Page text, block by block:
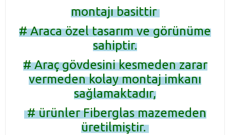
montajı basittir
# Araca özel tasarım ve görünüme
sahiptir.
# Araç gövdesini kesmeden zarar
vermeden kolay montaj imkanı
sağlamaktadır,
# ürünler Fiberglas mazemeden
üretilmiştir.